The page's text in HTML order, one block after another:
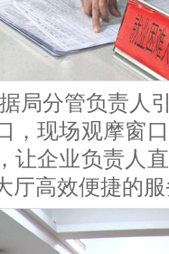
局分管负责人
，现场观摩窗
让企业负责人
厅高效便捷的